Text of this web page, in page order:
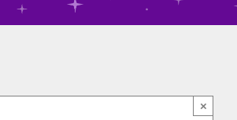
la violencia de género
×